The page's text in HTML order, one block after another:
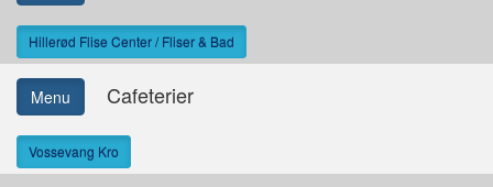
Hillerød Flise Center / Fliser & Bad
Menu Cafeterier
Vossevang Kro